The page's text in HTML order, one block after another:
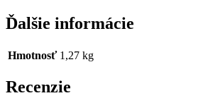
Ďalšie informácie
Hmotnosť 1,27 kg
Recenzie